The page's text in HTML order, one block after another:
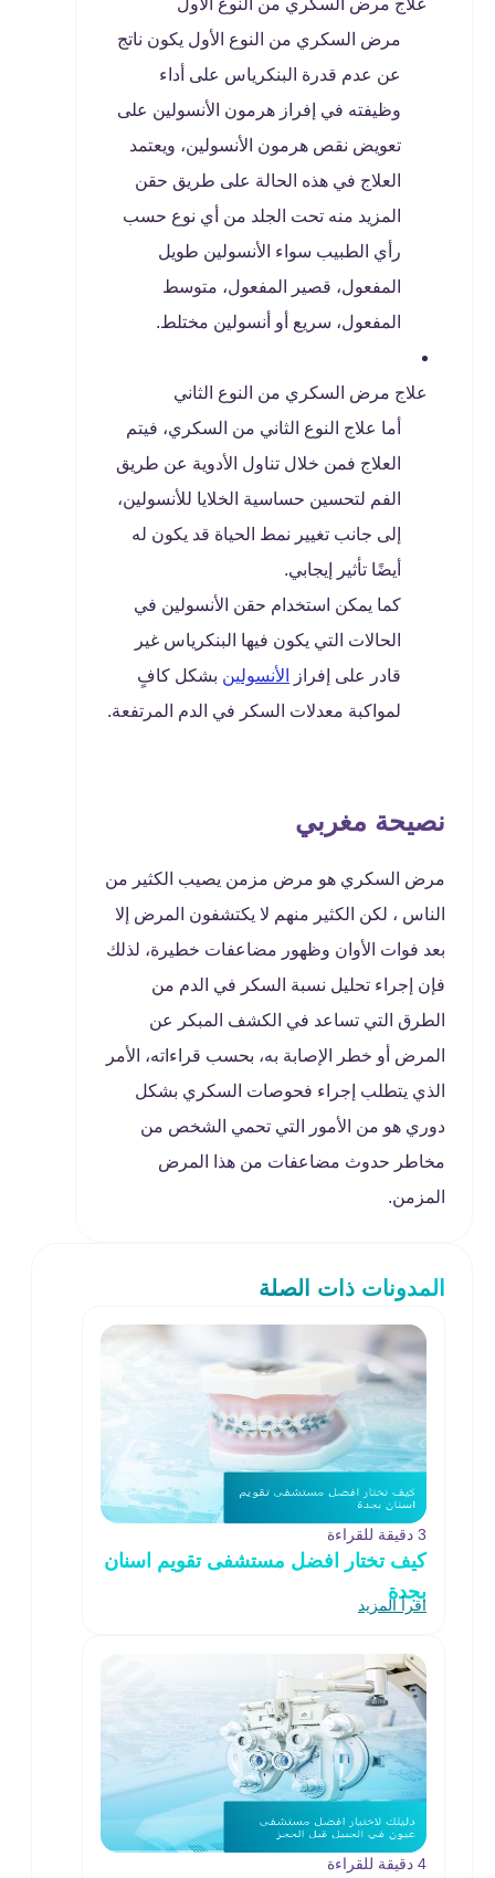
علاج مرض السكري من النوع الأول
مرض السكري من النوع الأول يكون ناتج
عن عدم قدرة البنكرياس على أداء
وظيفته في إفراز هرمون الأنسولين على
تعويض نقص هرمون الأنسولين، ويعتمد
العلاج في هذه الحالة على طريق حقن
المزيد منه تحت الجلد من أي نوع حسب
رأي الطبيب سواء الأنسولين طويل
المفعول، قصير المفعول، متوسط ​​
المفعول، سريع أو أنسولين مختلط.
علاج مرض السكري من النوع الثاني
أما علاج النوع الثاني من السكري، فيتم
العلاج فمن خلال تناول الأدوية عن طريق
الفم لتحسين حساسية الخلايا للأنسولين،
إلى جانب تغيير نمط الحياة قد يكون له
أيضًا تأثير إيجابي.
كما يمكن استخدام حقن الأنسولين في
الحالات التي يكون فيها البنكرياس غير
قادر على إفراز
الأنسولين بشكل كافٍ
لمواكبة معدلات السكر في الدم المرتفعة.
نصيحة مغربي
مرض السكري هو مرض مزمن يصيب الكثير من
الناس ، لكن الكثير منهم لا يكتشفون المرض إلا
بعد فوات الأوان وظهور مضاعفات خطيرة، لذلك
فإن إجراء تحليل نسبة السكر في الدم من
الطرق التي تساعد في الكشف المبكر عن
المرض أو خطر الإصابة به، بحسب قراءاته، الأمر
الذي يتطلب إجراء فحوصات السكري بشكل
دوري هو من الأمور التي تحمي الشخص من
مخاطر حدوث مضاعفات من هذا المرض
المزمن.
المدونات ذات الصلة
3 دقيقة للقراءة
كيف تختار افضل مستشفى تقويم اسنان
بجدة
اقرأ المزيد
4 دقيقة للقراءة